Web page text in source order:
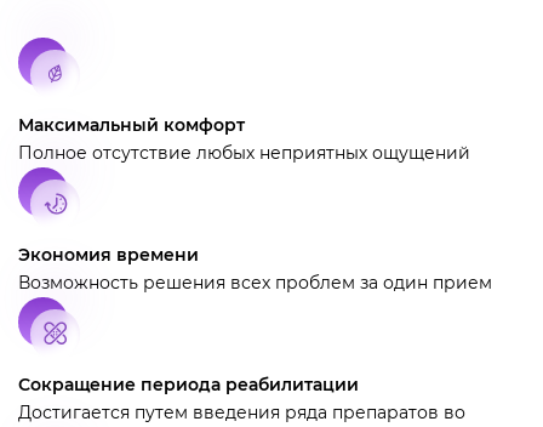
Максимальный комфорт
Полное отсутствие любых неприятных ощущений
Экономия времени
Возможность решения всех проблем за один прием
Сокращение периода реабилитации
Достигается путем введения ряда препаратов во